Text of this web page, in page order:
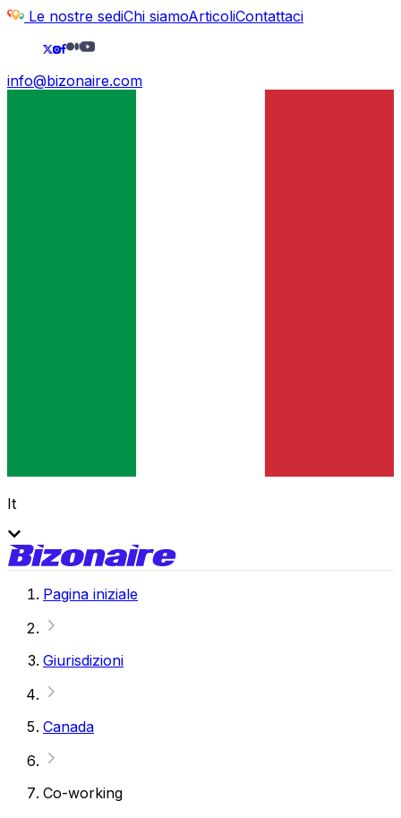
Le nostre sediChi siamoArticoliContattaci
info@bizonaire.com
It
Pagina iniziale
Giurisdizioni
Canada
Co-working